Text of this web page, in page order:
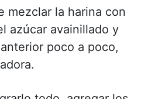
mezclar la harina con
azúcar avainillado y
poco a poco,